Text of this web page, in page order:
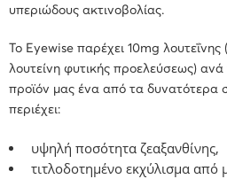
υπεριώδους ακτινοβολίας.
Το Eyewise παρέχει 10mg
λουτείνη φυτικής προελεύσεως)
προϊόν μας ένα από τα δυνατότερα
περιέχει:
υψηλή ποσότητα ζεαξανθίνης,
τιτλοδοτημένο εκχύλισμα από